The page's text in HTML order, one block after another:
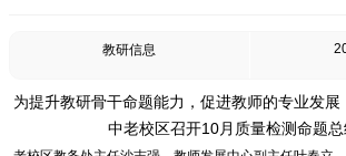
教研信息
为提升教研骨干命题能力，促进教师的专业发
中老校区召开10月质量检测命题总
教学教研